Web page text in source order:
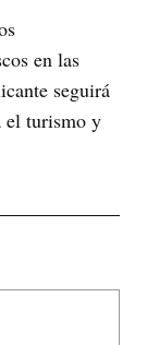
en las
seguirá
el turismo y